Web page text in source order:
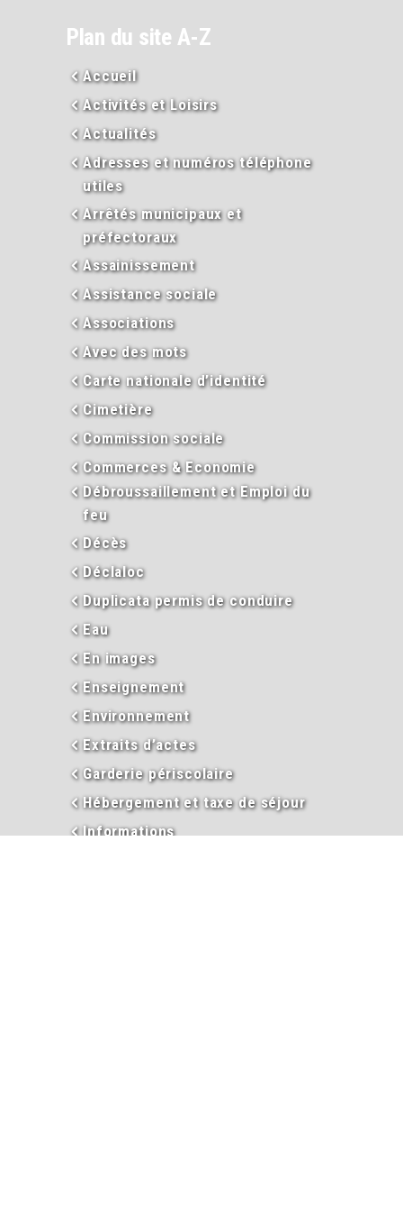
Plan du site A-Z
Accueil
Activités et Loisirs
Actualités
Adresses et numéros téléphone
utiles
Arrêtés municipaux et
préfectoraux
Assainissement
Assistance sociale
Associations
Avec des mots
Carte nationale d’identité
Cimetière
Commission sociale
Commerces & Economie
Débroussaillement et Emploi du
feu
Décès
Déclaloc
Duplicata permis de conduire
Eau
En images
Enseignement
Environnement
Extraits d’actes
Garderie périscolaire
Hébergement et taxe de séjour
Informations